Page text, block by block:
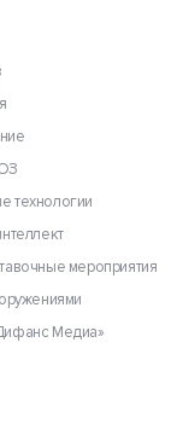
технологии
мероприятия
Медиа»